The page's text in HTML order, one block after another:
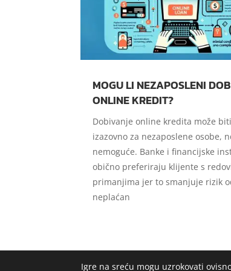
MOGU LI NEZAPOSLENI
ONLINE KREDIT?
Dobivanje online kredita može biti
izazovno za nezaposlene osobe,
nemoguće. Banke i financijske
obično preferiraju klijente s
primanjima jer to smanjuje rizik
neplaćan
Igre na sreću mogu uzrokovati